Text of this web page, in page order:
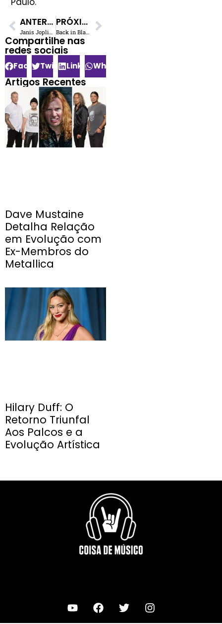
ANTERIOR
Janis Joplin: Os Últimos Dias da Rainha do Rock e Blues
PRÓXIMO
Back in Black: A Lenda do AC/DC Pós-Bon Scott
Compartilhe nas
redes sociais​
FacebookTwitterLinkedInWhatsApp
Artigos Recentes
Dave Mustaine
Detalha Relação
em Evolução com
Ex-Membros do
Metallica
Hilary Duff: O
Retorno Triunfal
Aos Palcos e a
Evolução Artística